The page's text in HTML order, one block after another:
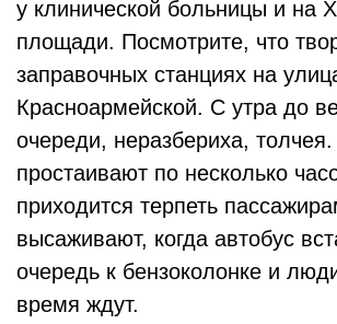
у клинической больницы и на
площади. Посмотрите, что
заправочных станциях на
Красноармейской. С утра до
очереди, неразбериха,
простаивают по несколько
приходится терпеть
высаживают, когда автобус
очередь к бензоколонке и
время ждут.